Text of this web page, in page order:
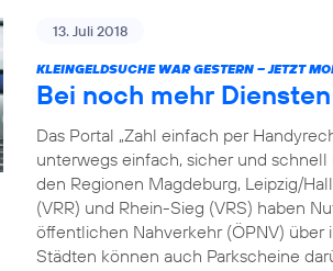
13. Juli 2018
KLEINGELDSUCHE WAR GESTERN – JETZT
Bei noch mehr
Das Portal „Zahl einfach per
unterwegs einfach, sicher und
den Regionen Magdeburg, Leipzig/
(VRR) und Rhein-Sieg (VRS) haben
öffentlichen Nahverkehr (ÖPNV)
Städten können auch Parkscheine